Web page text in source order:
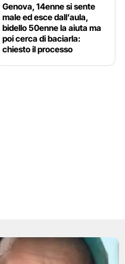
Genova, 14enne si sente
male ed esce dall’aula,
bidello 50enne la aiuta ma
poi cerca di baciarla:
chiesto il processo